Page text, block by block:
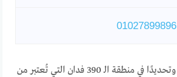
01027899896
في قلب حدائق أكتوبر، وتحديدًا في منطقة الـ 390 فدان التي تُعتبر من